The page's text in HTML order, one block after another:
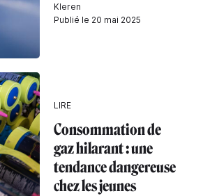
Kleren
Publié le 20 mai 2025
LIRE
Consommation de
gaz hilarant : une
tendance dangereuse
chez les jeunes